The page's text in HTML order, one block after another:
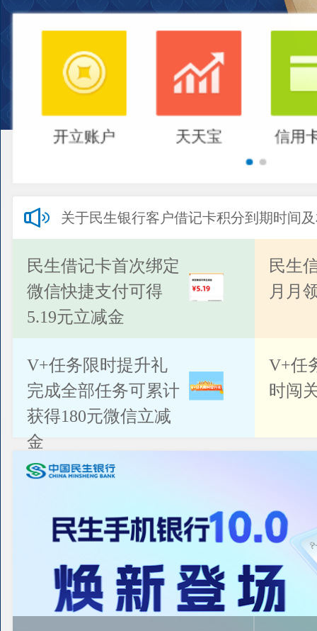
开立账户 天天宝 信用
关于民生银行客户借记卡积分到期时间
公告
民生借记卡首次绑定
微信快捷支付可得
5.19元立减金
民生
月月
V+任务限时提升礼
完成全部任务可累计
获得180元微信立减
金
V+任
时闯